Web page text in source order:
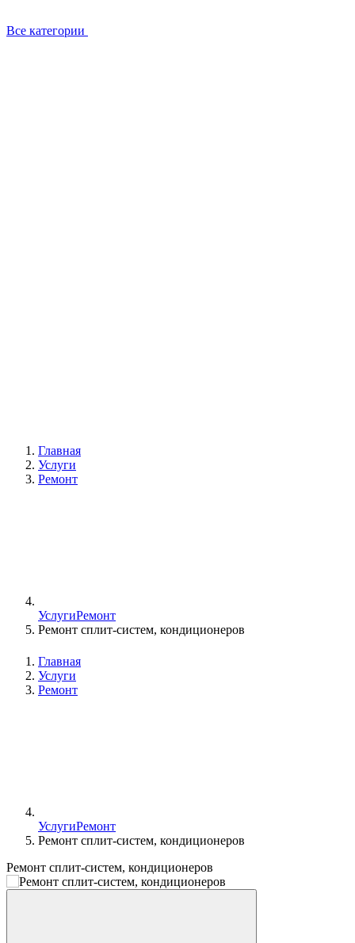
Все категории
Главная
Услуги
Ремонт
УслугиРемонт
Ремонт сплит-систем, кондиционеров
Главная
Услуги
Ремонт
УслугиРемонт
Ремонт сплит-систем, кондиционеров
Ремонт сплит-систем, кондиционеров